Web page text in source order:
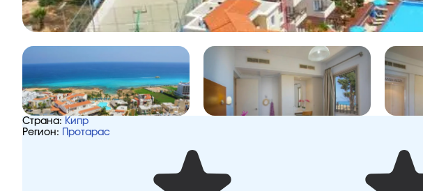
Страна: Кипр
Регион:
Протарас